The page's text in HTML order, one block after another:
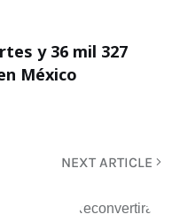
y 36 mil 327
México
NEXT ARTICLE